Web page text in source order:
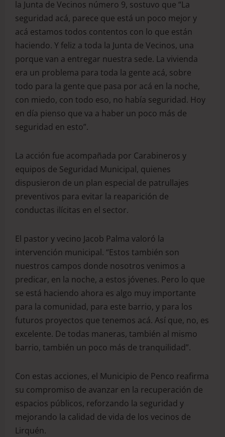
la Junta de Vecinos número 9, sostuvo que “La
seguridad acá, parece que está un poco mejor y
acá estamos todos contentos con lo que están
haciendo. Y feliz a toda la Junta de Vecinos, una
porque van a entregar nuestra sede. La vivienda
era un problema para toda la gente acá, sobre
todo para la gente que pasa por acá en la noche,
con miedo, con todo eso, no había seguridad. Hoy
en día pienso que va a haber un poco más de
seguridad en esto”.
La acción fue acompañada por Carabineros y
equipos de Seguridad Municipal, quienes
dispusieron de un plan especial de patrullajes
preventivos para evitar la reaparición de
conductas ilícitas en el sector.
El pastor y vecino Jacob Palma valoró la
intervención municipal. “Estos también son
nuestros campos donde nosotros venimos a
predicar, en la noche, a estos jóvenes. Pero lo que
se está haciendo ahora es algo muy importante
para la comunidad, para este barrio, y para los
futuros proyectos que tenemos acá. Así que, no, es
excelente. De todas maneras, también al mismo
barrio, también un poco más de tranquilidad”.
Con estas acciones, el Municipio de Penco reafirma
su compromiso de avanzar en la recuperación de
espacios públicos, reforzando la seguridad y
mejorando la calidad de vida de los vecinos de
Lirquén.